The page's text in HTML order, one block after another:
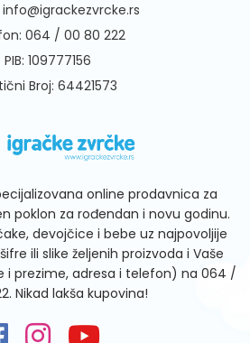
info@igrackezvrcke.rs
064 / 00 80 222
PIB: 109777156
Broj: 64421573
online prodavnica za
poklon za rođendan i novu godinu.
devojčice i bebe uz najpovoljije
ili slike željenih proizvoda i Vaše
i prezime, adresa i telefon) na 064 /
. Nikad lakša kupovina!